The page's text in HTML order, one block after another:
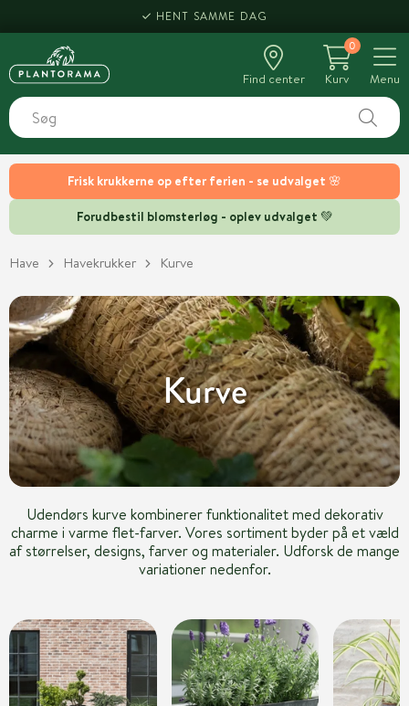
Frisk krukkerne op efter ferien - se udvalget 🌸
Forudbestil blomsterløg - oplev udvalget 💚
HENT SAMME DAG
Find center
0
Kurv
Menu
Have Havekrukker Kurve
Kurve
Udendørs kurve kombinerer funktionalitet med dekorativ
charme i varme flet-farver. Vores sortiment byder på et væld
af størrelser, designs, farver og materialer. Udforsk de mange
variationer nedenfor.